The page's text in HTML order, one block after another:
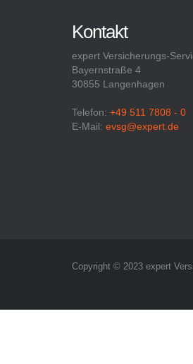
Kontakt
expert Versicherungs-
Bayernstraße 4
30855 Langenhagen
Telefon: +49 511 7808 - 0
E-Mail: evsg@expert.de
Copyright © 2023 expert